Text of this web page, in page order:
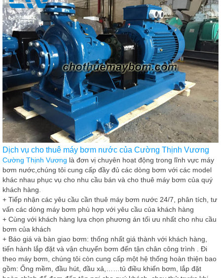
Dịch vụ cho thuê máy bơm nước của Cường Thịnh Vương
Cường Thịnh Vương là đơn vị chuyên hoạt động trong lĩnh vực máy
bơm nước,chúng tôi cung cấp đầy đủ các dòng bơm với các model
khác nhau phục vụ cho nhu cầu bán và cho thuê máy bơm của quý
khách hàng.
+ Tiếp nhận các yêu cầu cần thuê máy bơm nước 24/7, phân tích, tư
vấn các dòng máy bơm phù hợp với yêu cầu của khách hàng
+ Cùng với khách hàng lựa chọn phương án tối ưu nhất cho nhu cầu
bơm của khách
+ Báo giá và bàn giao bơm: thống nhất giá thành với khách hàng,
tiến hành lắp đặt và vận chuyển bơm đến tận chân công trình . Đi
theo máy bơm, chúng tôi còn cung cấp một hệ thống hoàn thiện bao
gồm: Ống mềm, đầu hút, đầu xả,……tủ điều khiển bơm, lắp đặt